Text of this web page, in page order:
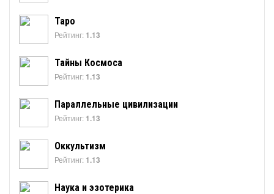
Таро
Рейтинг: 1.13
Тайны Космоса
Рейтинг: 1.13
Параллельные цивилизации
Рейтинг: 1.13
Оккультизм
Рейтинг: 1.13
Наука и эзотерика